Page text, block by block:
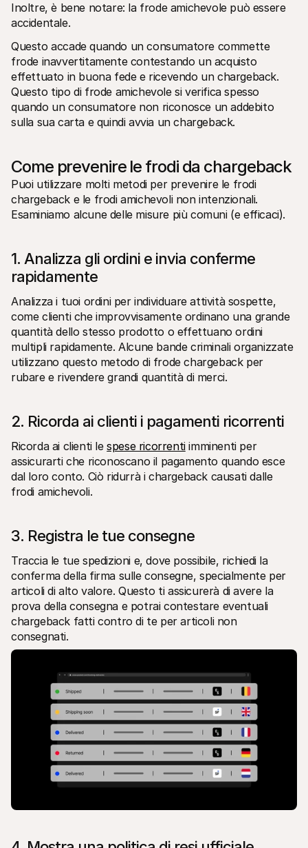
Inoltre, è bene notare: la frode amichevole può essere
accidentale.
Questo accade quando un consumatore commette
frode inavvertitamente contestando un acquisto
effettuato in buona fede e ricevendo un chargeback.
Questo tipo di frode amichevole si verifica spesso
quando un consumatore non riconosce un addebito
sulla sua carta e quindi avvia un chargeback.
Come prevenire le frodi da chargeback
Puoi utilizzare molti metodi per prevenire le frodi
chargeback e le frodi amichevoli non intenzionali.
Esaminiamo alcune delle misure più comuni (e efficaci).
1. Analizza gli ordini e invia conferme
rapidamente
Analizza i tuoi ordini per individuare attività sospette,
come clienti che improvvisamente ordinano una grande
quantità dello stesso prodotto o effettuano ordini
multipli rapidamente. Alcune bande criminali organizzate
utilizzano questo metodo di frode chargeback per
rubare e rivendere grandi quantità di merci.
2. Ricorda ai clienti i pagamenti ricorrenti
Ricorda ai clienti le spese ricorrenti imminenti per
assicurarti che riconoscano il pagamento quando esce
dal loro conto. Ciò ridurrà i chargeback causati dalle
frodi amichevoli.
3. Registra le tue consegne
Traccia le tue spedizioni e, dove possibile, richiedi la
conferma della firma sulle consegne, specialmente per
articoli di alto valore. Questo ti assicurerà di avere la
prova della consegna e potrai contestare eventuali
chargeback fatti contro di te per articoli non
consegnati.